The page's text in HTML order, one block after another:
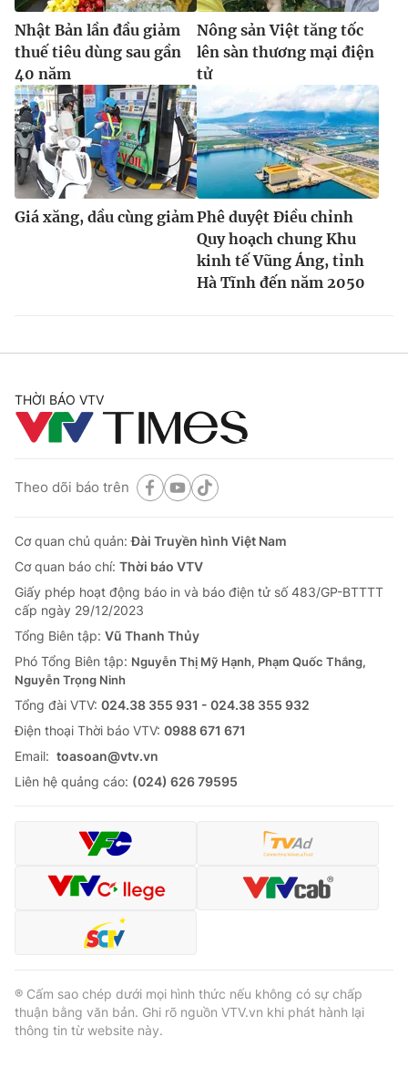
Nhật Bản lần đầu giảm
thuế tiêu dùng sau gần
40 năm
Nông sản Việt tăng tốc
lên sàn thương mại điện
tử
Giá xăng, dầu cùng giảm Phê duyệt Điều chỉnh
Quy hoạch chung Khu
kinh tế Vũng Áng, tỉnh
Hà Tĩnh đến năm 2050
THỜI BÁO VTV
Theo dõi báo trên
Cơ quan chủ quản:Đài Truyền hình Việt Nam
Cơ quan báo chí: Thời báo VTV
Giấy phép hoạt động báo in và báo điện tử số 483/GP-BTTTT
cấp ngày 29/12/2023
Tổng Biên tập: Vũ Thanh Thủy
Phó Tổng Biên tập: Nguyễn Thị Mỹ Hạnh, Phạm Quốc Thắng,
Nguyễn Trọng Ninh
Tổng đài VTV: 024.38 355 931 - 024.38 355 932
Ðiện thoại Thời báo VTV: 0988 671 671
Email: toasoan@vtv.vn
Liên hệ quảng cáo: (024) 626 79595
® Cấm sao chép dưới mọi hình thức nếu không có sự chấp
thuận bằng văn bản. Ghi rõ nguồn VTV.vn khi phát hành lại
thông tin từ website này.